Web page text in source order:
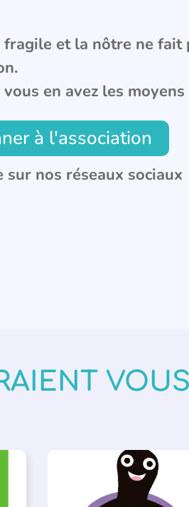
et la nôtre ne fait
en avez les moyens
à l'association
nos réseaux sociaux
PARLONS ALBUMS